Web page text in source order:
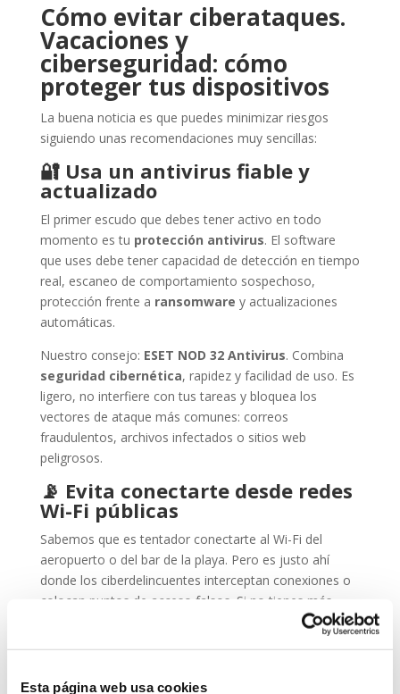
Esta página web usa cookies
Cómo evitar ciberataques.
Vacaciones y
ciberseguridad: cómo
proteger tus dispositivos
La buena noticia es que puedes minimizar riesgos
siguiendo unas recomendaciones muy sencillas:
🔐Usa un antivirus fiable y
actualizado
El primer escudo que debes tener activo en todo
momento es tu protección antivirus. El software
que uses debe tener capacidad de detección en tiempo
real, escaneo de comportamiento sospechoso,
protección frente a ransomware y actualizaciones
automáticas.
Nuestro consejo: ESET NOD 32 Antivirus. Combina
seguridad cibernética, rapidez y facilidad de uso. Es
ligero, no interfiere con tus tareas y bloquea los
vectores de ataque más comunes: correos
fraudulentos, archivos infectados o sitios web
peligrosos.
📡 Evita conectarte desde redes
Wi-Fi públicas
Sabemos que es tentador conectarte al Wi-Fi del
aeropuerto o del bar de la playa. Pero es justo ahí
donde los ciberdelincuentes interceptan conexiones o
colocan puntos de acceso falsos. Si no tienes más
🔒Cambia contraseñas antes de